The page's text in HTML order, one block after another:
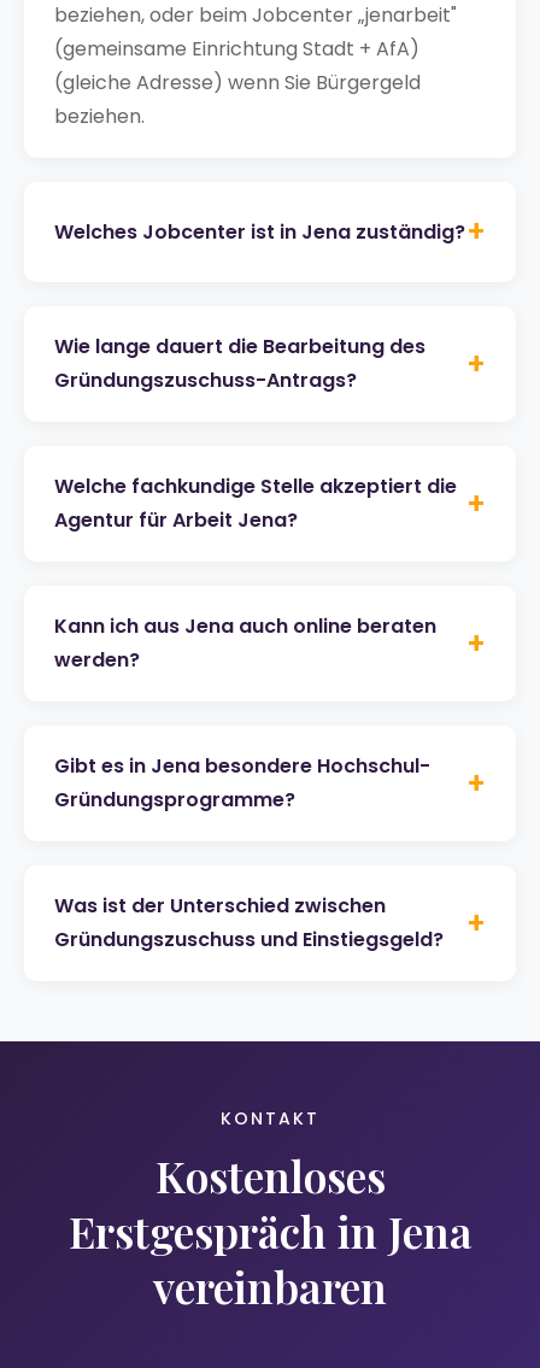
beziehen, oder beim Jobcenter „jenarbeit"
(gemeinsame Einrichtung Stadt + AfA)
(gleiche Adresse) wenn Sie Bürgergeld
beziehen.
Welches Jobcenter ist in Jena zuständig?+
Wie lange dauert die Bearbeitung des
Gründungszuschuss-Antrags?
+
Welche fachkundige Stelle akzeptiert die
Agentur für Arbeit Jena?
+
Kann ich aus Jena auch online beraten
werden?
+
Gibt es in Jena besondere Hochschul-
Gründungsprogramme?
+
Was ist der Unterschied zwischen
Gründungszuschuss und Einstiegsgeld?
+
KONTAKT
Kostenloses
Erstgespräch in Jena
vereinbaren